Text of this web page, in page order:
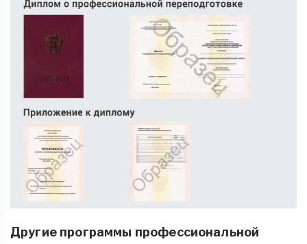
Другие программы профессиональной